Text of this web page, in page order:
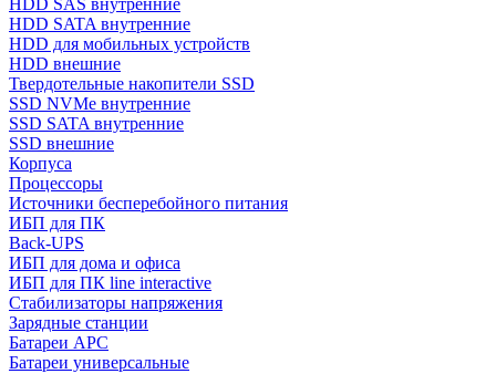
HDD SAS внутренние
HDD SATA внутренние
HDD для мобильных устройств
HDD внешние
Твердотельные накопители SSD
SSD NVMe внутренние
SSD SATA внутренние
SSD внешние
Корпуса
Процессоры
Источники бесперебойного питания
ИБП для ПК
Back-UPS
ИБП для дома и офиса
ИБП для ПК linе interactive
Стабилизаторы напряжения
Зарядные станции
Батареи APC
Батареи универсальные